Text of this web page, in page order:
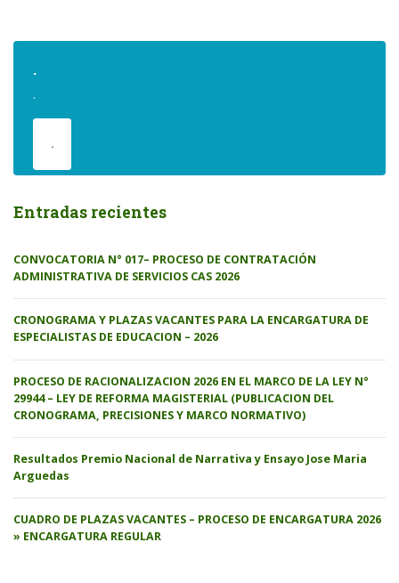
.
.
.
Entradas recientes
CONVOCATORIA N° 017– PROCESO DE CONTRATACIÓN
ADMINISTRATIVA DE SERVICIOS CAS 2026
CRONOGRAMA Y PLAZAS VACANTES PARA LA ENCARGATURA DE
ESPECIALISTAS DE EDUCACION – 2026
PROCESO DE RACIONALIZACION 2026 EN EL MARCO DE LA LEY N°
29944 – LEY DE REFORMA MAGISTERIAL (PUBLICACION DEL
CRONOGRAMA, PRECISIONES Y MARCO NORMATIVO)
Resultados Premio Nacional de Narrativa y Ensayo Jose Maria
Arguedas
CUADRO DE PLAZAS VACANTES – PROCESO DE ENCARGATURA 2026
» ENCARGATURA REGULAR